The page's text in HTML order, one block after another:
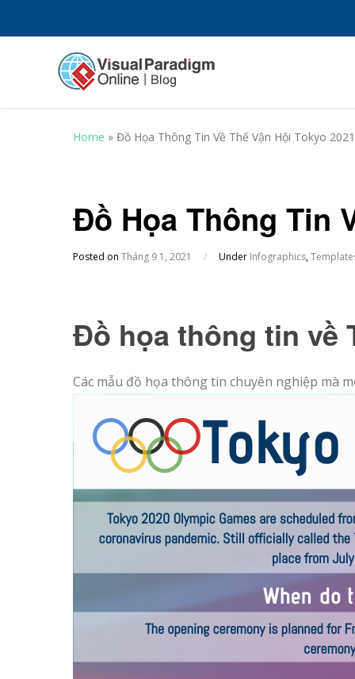
Home » Đồ Họa Thông Tin Về Thế Vận Hội Tokyo 2021
Đồ Họa Thông Tin
Posted on Tháng 9 1, 2021 / Under Infographics,
Đồ họa thông tin về
Các mẫu đồ họa thông tin chuyên nghiệp mà